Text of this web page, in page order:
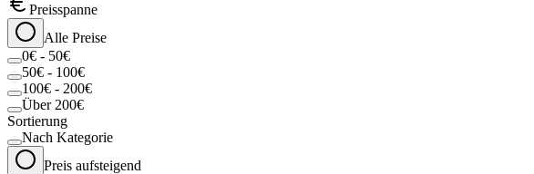
Preisspanne
Alle Preise
0€ - 50€
50€ - 100€
100€ - 200€
Über 200€
Sortierung
Nach Kategorie
Preis aufsteigend